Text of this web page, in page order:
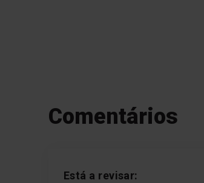
Comentários
Está a revisar: